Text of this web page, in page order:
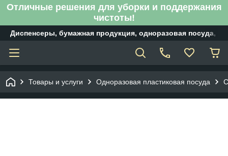
Отличные решения для уборки и поддержания
чистоты!
Диспенсеры, бумажная продукция, одноразовая посуда,
Товары и услуги Одноразовая пластиковая посуда